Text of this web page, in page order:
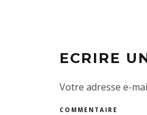
ECRIRE
Votre adresse e-
COMMENTAIRE